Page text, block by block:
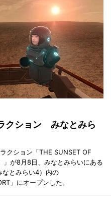
クション みなとみら
クション「THE SUNSET OF
」が8月8日、みなとみらいにある
なとみらい4）内の
」にオープンした。